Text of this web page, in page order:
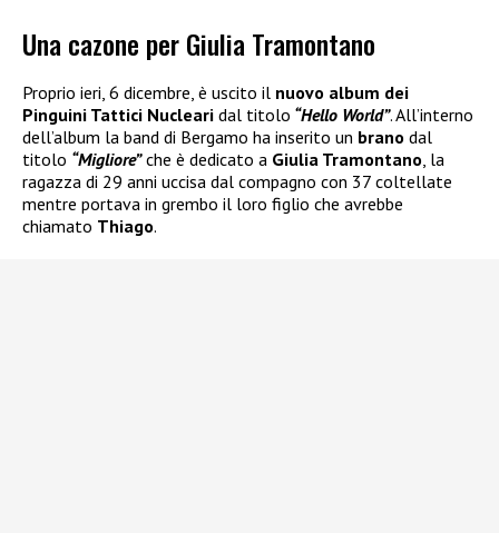
Una cazone per Giulia Tramontano
Proprio ieri, 6 dicembre, è uscito il nuovo album dei
Pinguini Tattici Nucleari dal titolo “Hello World”. All’interno
dell’album la band di Bergamo ha inserito un brano dal
titolo “Migliore”che è dedicato a Giulia Tramontano , la
ragazza di 29 anni uccisa dal compagno con 37 coltellate
mentre portava in grembo il loro figlio che avrebbe
chiamato Thiago.